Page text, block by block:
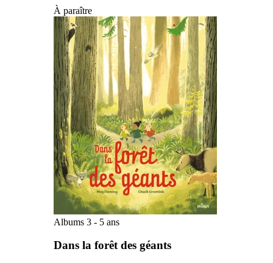
À paraître
Albums 3 - 5 ans
Dans la forêt des géants